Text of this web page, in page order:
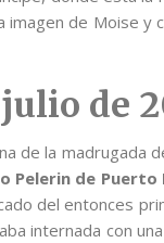
de Moise y
de
de la madrugada
Pelerin de Puerto
del entonces
internada con